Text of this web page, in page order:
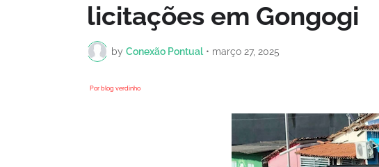
licitações em Gongogi
by Conexão Pontual • março 27, 2025
Por blog verdinho